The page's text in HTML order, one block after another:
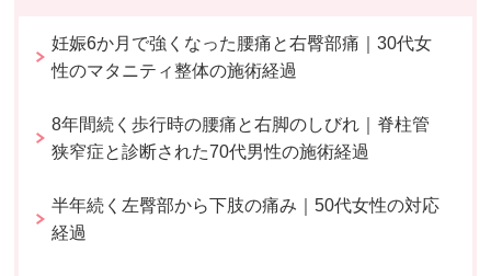
妊娠6か月で強くなった腰痛と右臀部痛｜30代女
性のマタニティ整体の施術経過
8年間続く歩行時の腰痛と右脚のしびれ｜脊柱管
狭窄症と診断された70代男性の施術経過
半年続く左臀部から下肢の痛み｜50代女性の対応
経過